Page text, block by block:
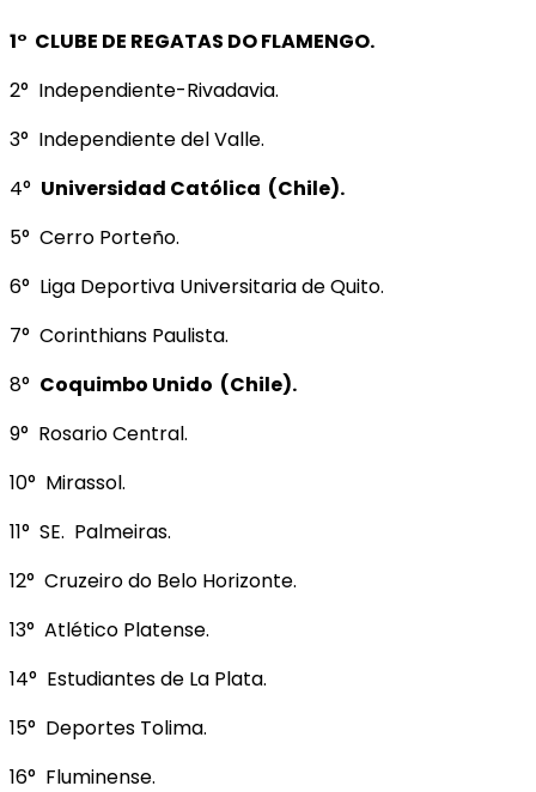
1° CLUBE DE REGATAS DO FLAMENGO.
2° Independiente-Rivadavia.
3° Independiente del Valle.
4° Universidad Católica (Chile).
5° Cerro Porteño.
6° Liga Deportiva Universitaria de Quito.
7° Corinthians Paulista.
8° Coquimbo Unido (Chile).
9° Rosario Central.
10° Mirassol.
11° SE. Palmeiras.
12° Cruzeiro do Belo Horizonte.
13° Atlético Platense.
14° Estudiantes de La Plata.
15° Deportes Tolima.
16° Fluminense.